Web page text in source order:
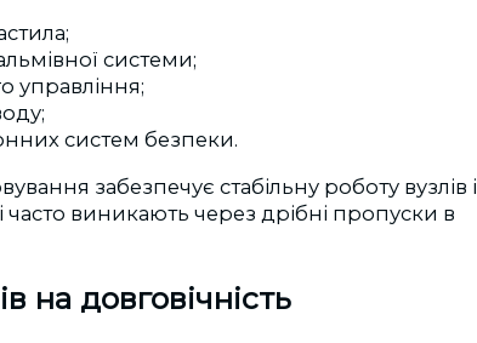
системи;
управління;
систем безпеки.
забезпечує стабільну роботу вузлів і
виникають через дрібні пропуски в
на довговічність